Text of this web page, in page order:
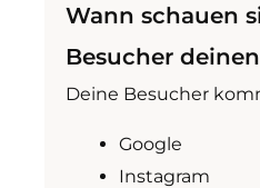
Wann schauen
Besucher
Deine Besucher
Google
Instagram